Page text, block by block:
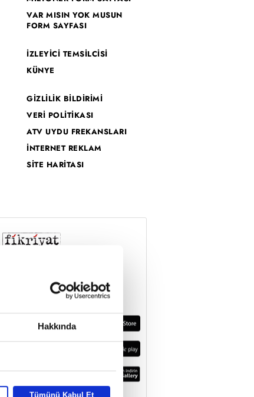
Hakkında
Tümünü Kabul Et
VAR MISIN YOK MUSUN
FORM SAYFASI
İZLEYİCİ TEMSİLCİSİ
KÜNYE
GİZLİLİK BİLDİRİMİ
VERİ POLİTİKASI
ATV UYDU FREKANSLARI
İNTERNET REKLAM
SİTE HARİTASI